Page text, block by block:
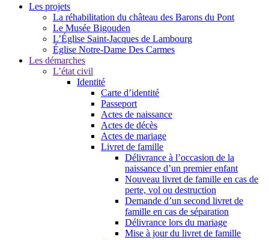
Les projets
La réhabilitation du château des Barons du Pont
Le Musée Bigouden
L’Église Saint-Jacques de Lambourg
Église Notre-Dame Des Carmes
Les démarches
L’état civil
Identité
Carte d’identité
Passeport
Actes de naissance
Actes de décès
Actes de mariage
Livret de famille
Délivrance à l’occasion de la
naissance d’un premier enfant
Nouveau livret de famille en cas de
perte, vol ou destruction
Demande d’un second livret de
famille en cas de séparation
Délivrance lors du mariage
Mise à jour du livret de famille